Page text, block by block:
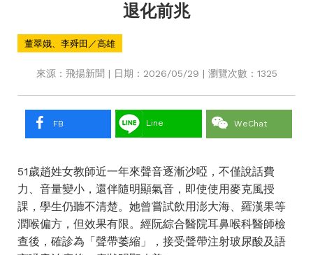
退化前兆
董翠娥、李舜田／高雄
來源：飛揚新聞 | 日期：2026/05/29 | 瀏覽次數：1325
FB Line WeChat
51歲趙姓女教師近一年來聲音逐漸沙啞，不僅說話費
力、音量變小，還伴隨明顯氣音，即使使用麥克風授
課，學生仍聽不清楚。她曾嘗試飲用澎大海、羅漢果等
潤喉偏方，但效果有限。經阮綜合醫院耳鼻喉科醫師檢
查後，確診為「聲帶萎縮」，接受聲帶注射玻尿酸及語